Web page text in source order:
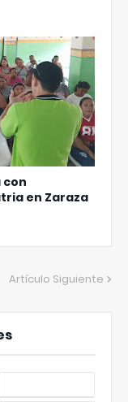
en Zaraza
Artículo Siguiente